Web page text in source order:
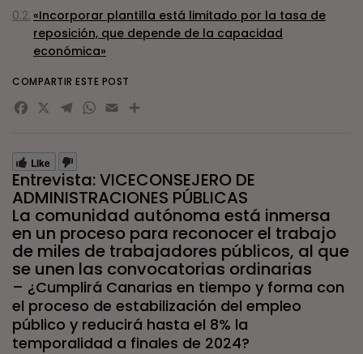
Like
Entrevista: VICECONSEJERO DE
ADMINISTRACIONES PÚBLICAS
La comunidad autónoma está inmersa
en un proceso para reconocer el trabajo
de miles de trabajadores públicos, al que
se unen las convocatorias ordinarias
– ¿Cumplirá Canarias en tiempo y forma con
el proceso de estabilización del empleo
público y reducirá hasta el 8% la
temporalidad a finales de 2024?
«Incorporar plantilla está limitado por la tasa de
reposición, que depende de la capacidad
económica»
COMPARTIR ESTE POST
Facebook
X Telegram
WhatsApp
EmailCompartir